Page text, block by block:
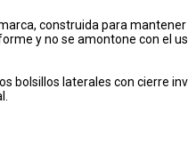
construida para
y no se amontone con el
bolsillos laterales con cierre